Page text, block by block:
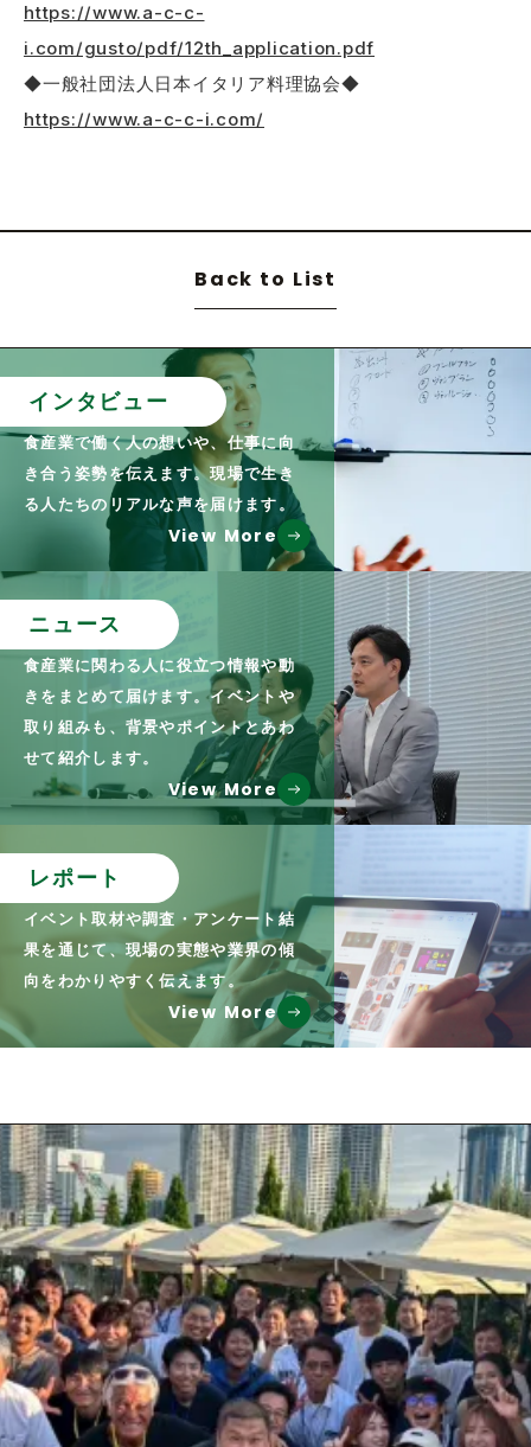
https://www.a-c-c-
i.com/gusto/pdf/12th_application.pdf
◆一般社団法人日本イタリア料理協会◆
https://www.a-c-c-i.com/
Back to List
インタビュー
食産業で働く人の想いや、仕事に向
き合う姿勢を伝えます。現場で生き
る人たちのリアルな声を届けます。
View More
ニュース
食産業に関わる人に役立つ情報や動
きをまとめて届けます。イベントや
取り組みも、背景やポイントとあわ
せて紹介します。
View More
レポート
イベント取材や調査・アンケート結
果を通じて、現場の実態や業界の傾
向をわかりやすく伝えます。
View More